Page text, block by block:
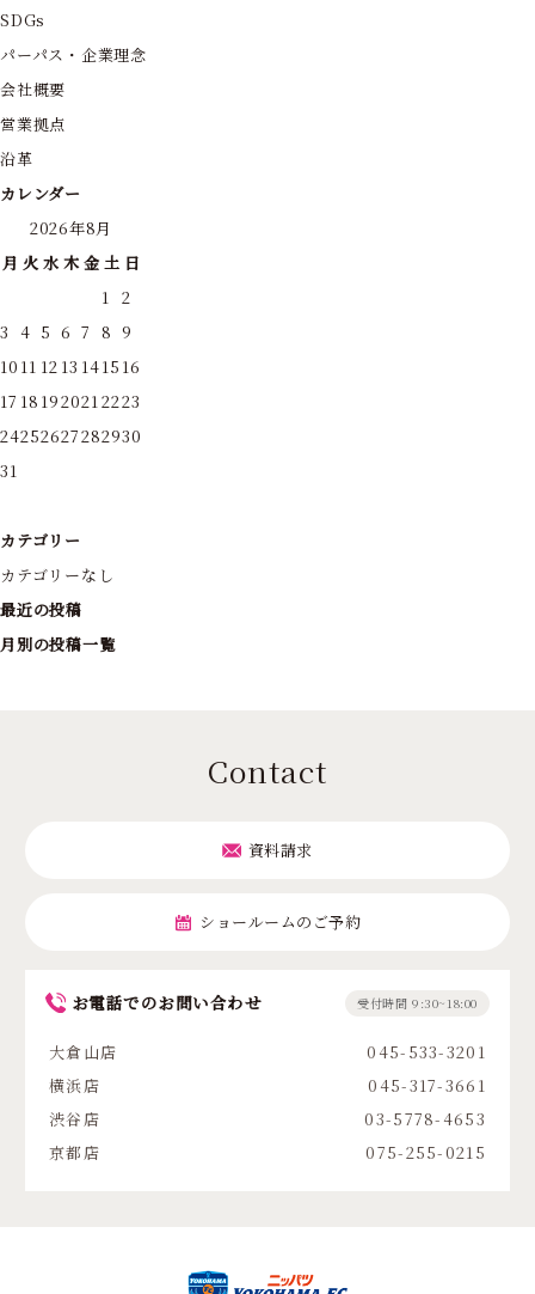
SDGs
パーパス・企業理念
会社概要
営業拠点
沿革
カレンダー
2026年8月
月 火水 木金 土 日
1 2
3 4 5 6 7 8 9
10 11 12 13 1415 16
17 18 1920212223
24252627282930
31
カテゴリー
カテゴリーなし
最近の投稿
月別の投稿一覧
Contact
資料請求
ショールームのご予約
お電話でのお問い合わせ 受付時間 9:30~18:00
大倉山店
045-533-3201
横浜店
045-317-3661
渋谷店
03-5778-4653
京都店
075-255-0215